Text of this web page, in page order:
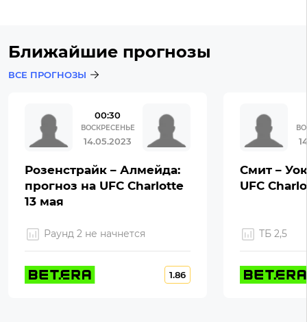
Ближайшие прогнозы
ВСЕ ПРОГНОЗЫ
00:30
ВОСКРЕСЕНЬЕ
14.05.2023
Розенстрайк – Алмейда:
прогноз на UFC Charlotte
13 мая
Раунд 2 не начнется
1.86
Смит –
UFC
ТБ 2,5